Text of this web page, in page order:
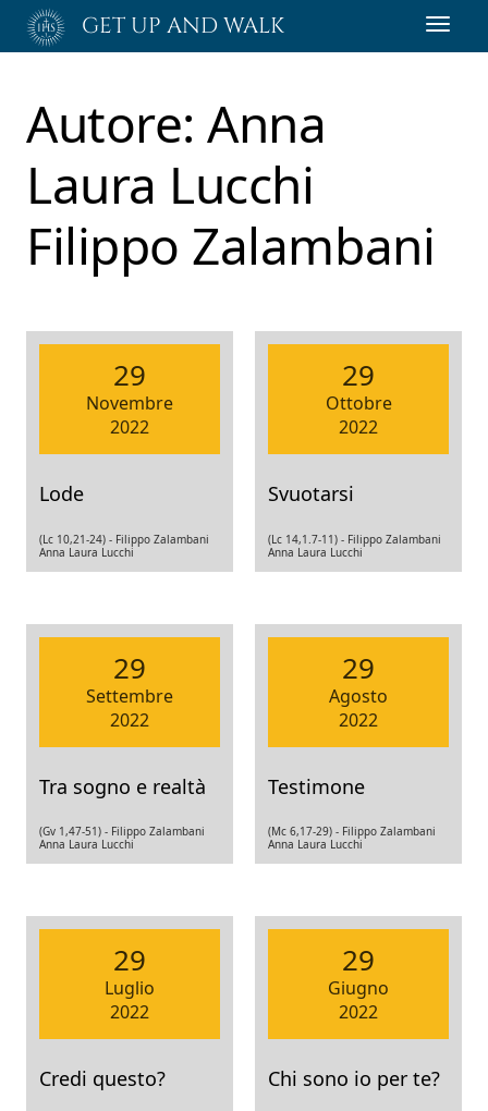
Passa
GET UP AND WALK
Autore:Anna
Laura Lucchi
Filippo Zalambani
29
Novembre
2022
Lode
(Lc 10,21-24) - Filippo Zalambani
Anna Laura Lucchi
29
Ottobre
2022
Svuotarsi
(Lc 14,1.7-11) - Filippo Zalambani
Anna Laura Lucchi
29
Settembre
2022
Tra sogno e realtà
(Gv 1,47-51) - Filippo Zalambani
Anna Laura Lucchi
29
Agosto
2022
Testimone
(Mc 6,17-29) - Filippo Zalambani
Anna Laura Lucchi
29
Luglio
2022
Credi questo?
29
Giugno
2022
Chi sono io per te?